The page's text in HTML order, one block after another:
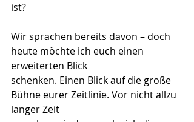
ist?
Wir sprachen bereits davon – doch
heute möchte ich euch einen
erweiterten Blick
schenken. Einen Blick auf die große
Bühne eurer Zeitlinie. Vor nicht allzu
langer Zeit